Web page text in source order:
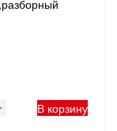
В корзину